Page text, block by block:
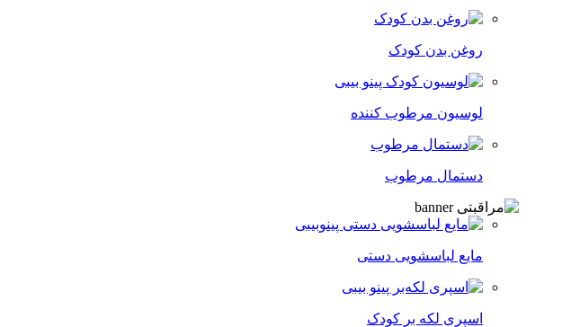
روغن بدن کودک
لوسیون مرطوب کننده
دستمال مرطوب
مایع لباسشویی دستی
اسپری لکه‌ بر کودک